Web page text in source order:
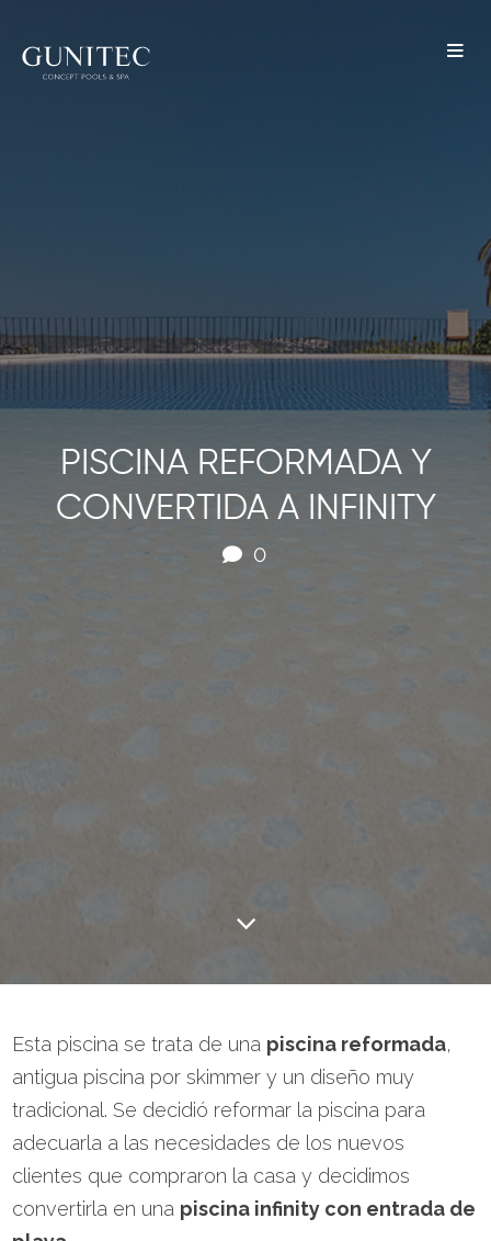
The
Airbnb
PISCINA REFORMADA Y
CONVERTIDA A INFINITY
0
Esta piscina se trata de una piscina reformada,
antigua piscina por skimmer y un diseño muy
tradicional. Se decidió reformar la piscina para
adecuarla a las necesidades de los nuevos
clientes que compraron la casa y decidimos
convertirla en una piscina infinity con entrada de